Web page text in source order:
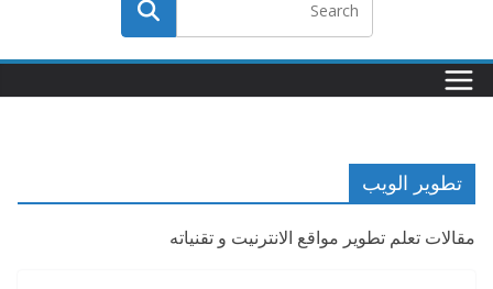
تطوير الويب
مقالات تعلم تطوير مواقع الانترنيت و تقنياته